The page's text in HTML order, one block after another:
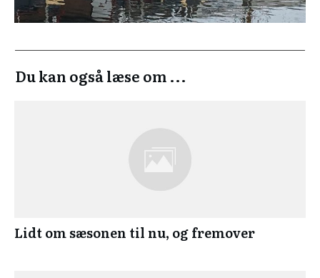
Du kan også læse om ...
Lidt om sæsonen til nu, og fremover